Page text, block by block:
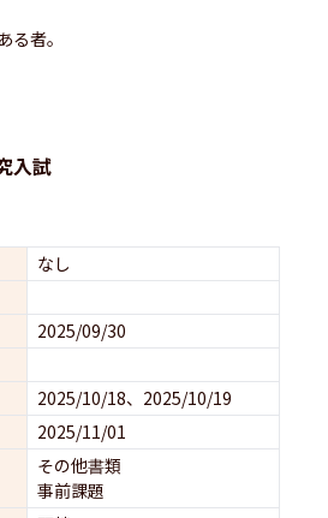
者。
入試
なし
2025/09/30
2025/10/18、2025/10/19
2025/11/01
その他書類
事前課題